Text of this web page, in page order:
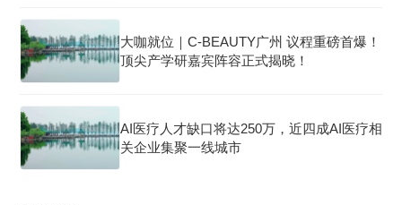
大咖就位｜C-BEAUTY广州 议程重磅首爆！
顶尖产学研嘉宾阵容正式揭晓！
AI医疗人才缺口将达250万，近四成AI医疗相
关企业集聚一线城市